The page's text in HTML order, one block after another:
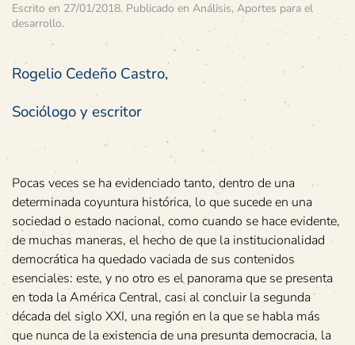
Escrito en 27/01/2018. Publicado en Análisis, Aportes para el
desarrollo.
Rogelio Cedeño Castro,
Sociólogo y escritor
Pocas veces se ha evidenciado tanto, dentro de una
determinada coyuntura histórica, lo que sucede en una
sociedad o estado nacional, como cuando se hace evidente,
de muchas maneras, el hecho de que la institucionalidad
democrática ha quedado vaciada de sus contenidos
esenciales: este, y no otro es el panorama que se presenta
en toda la América Central, casi al concluir la segunda
década del siglo XXI, una región en la que se habla más
que nunca de la existencia de una presunta democracia, la